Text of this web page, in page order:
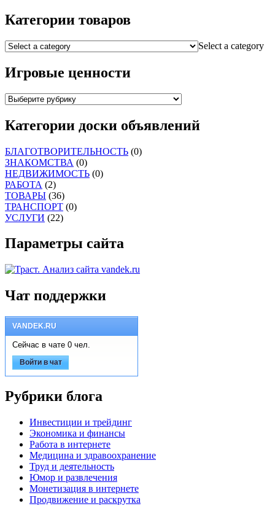
Категории товаров
Select a category
Игровые ценности
Категории доски объявлений
БЛАГОТВОРИТЕЛЬНОСТЬ (0)
ЗНАКОМСТВА (0)
НЕДВИЖИМОСТЬ (0)
РАБОТА (2)
ТОВАРЫ (36)
ТРАНСПОРТ (0)
УСЛУГИ (22)
Параметры сайта
Чат поддержки
VANDEK.RU
Сейчас в чате 0 чел.
Войти в чат
Рубрики блога
Инвестиции и трейдинг
Экономика и финансы
Работа в интернете
Медицина и здравоохранение
Труд и деятельность
Юмор и развлечения
Монетизация в интернете
Продвижение и раскрутка